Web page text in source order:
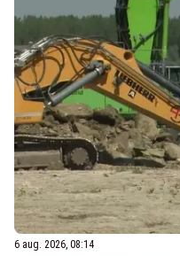
6 aug. 2026, 08:14